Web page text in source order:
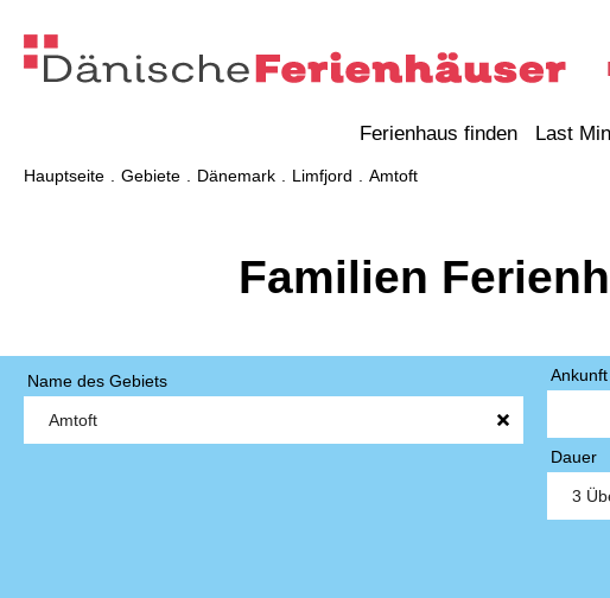
Ferienhaus finden Last
Hauptseite Gebiete Dänemark Limfjord Amtoft
Familien
Name des Gebiets Ankunft
Dauer